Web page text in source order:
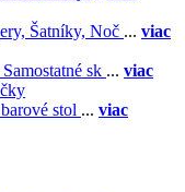
Šatníky, Noč ... viac
Samostatné sk ... viac
stol ... viac